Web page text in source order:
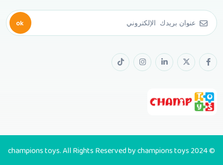
ok
© 2024 champions toys. All Rights Reserved by champions toys